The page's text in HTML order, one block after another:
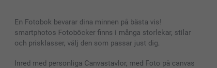
Skal till Mobil & Surfplatta
MyNameBook
Fotoramar & Tillbehör
Sitemap
Villkor och garantier
smartbonus
Priser & betalning
En Fotobok bevarar dina minnen på bästa vis!
smartphotos Fotoböcker finns i många storlekar, stilar
och prisklasser, välj den som passar just dig.
Inred med personliga Canvastavlor, med Foto på canvas